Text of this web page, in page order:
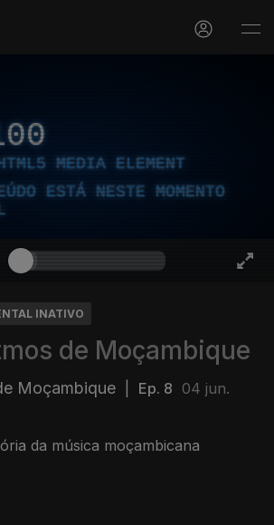
MEDIA ELEMENT
ESTÁ NESTE MOMENTO
INATIVO
de Moçambique
Moçambique Ep. 8 04 jun.
da música moçambicana